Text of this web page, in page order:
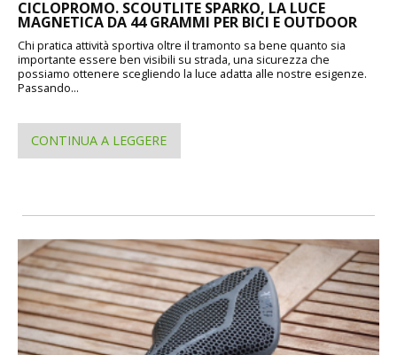
CICLOPROMO. SCOUTLITE SPARKO, LA LUCE
MAGNETICA DA 44 GRAMMI PER BICI E OUTDOOR
Chi pratica attività sportiva oltre il tramonto sa bene quanto sia
importante essere ben visibili su strada, una sicurezza che
possiamo ottenere scegliendo la luce adatta alle nostre esigenze.
Passando...
CONTINUA A LEGGERE